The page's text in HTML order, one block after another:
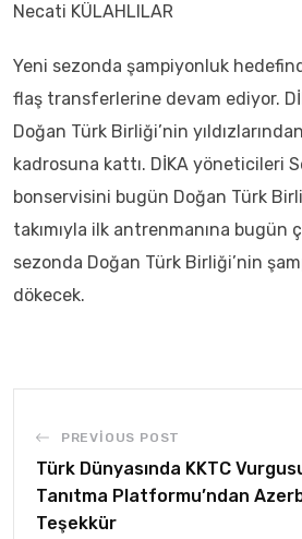
Necati KÜLAHLILAR
Yeni sezonda şampiyonluk
flaş transferlerine devam ediyor.
Doğan Türk Birliği’nin
kadrosuna kattı. DİKA yöneticileri
bonservisini bugün Doğan Türk
takımıyla ilk antrenmanına bugün
sezonda Doğan Türk Birliği’nin
dökecek.
PREVIOUS POST
Türk Dünyasında KKTC
Tanıtma Platformu’ndan
Teşekkür